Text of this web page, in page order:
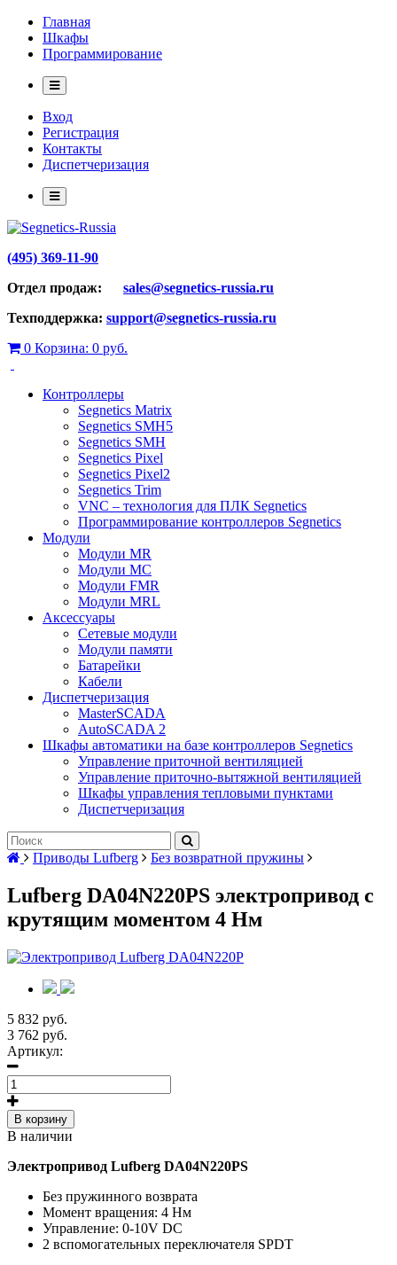
Главная
Шкафы
Программирование
Вход
Регистрация
Контакты
Диспетчеризация
(495) 369-11-90
Отдел продаж: sales@segnetics-russia.ru
Техподдержка: support@segnetics-russia.ru
0 Корзина: 0 руб.
Контроллеры
Segnetics Matrix
Segnetics SMH5
Segnetics SMH
Segnetics Pixel
Segnetics Pixel2
Segnetics Trim
VNC – технология для ПЛК Segnetics
Программирование контроллеров Segnetics
Модули
Модули MR
Модули MC
Модули FMR
Модули MRL
Аксеcсуары
Сетевые модули
Модули памяти
Батарейки
Кабели
Диспетчеризация
MasterSCADA
AutoSCADA 2
Шкафы автоматики на базе контроллеров Segnetics
Управление приточной вентиляцией
Управление приточно-вытяжной вентиляцией
Шкафы управления тепловыми пунктами
Диспетчеризация
Приводы Lufberg Без возвратной пружины
Lufberg DA04N220PS электропривод с
крутящим моментом 4 Нм
5 832 руб.
3 762 руб.
Артикул:
В корзину
В наличии
Электропривод Lufberg DA04N220PS
Без пружинного возврата
Момент вращения: 4 Нм
Управление: 0-10V DC
2 вспомогательных переключателя SPDT